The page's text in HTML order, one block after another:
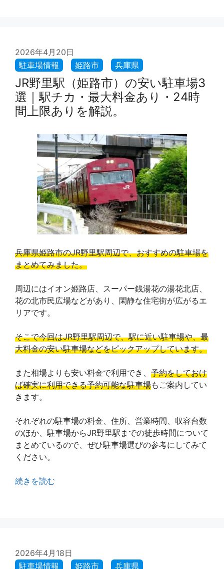
2026年4月20日
JR野里駅（姫路市）の安い駐車場3
選｜駅チカ・最大料金あり・24時
間上限ありを解説。
兵庫県姫路市のJR野里駅周辺で、おすすめの駐車場を
まとめてみました。
周辺にはイオン姫路店、スーパー銭湯花の湯花北店、
花の北市民広場などがあり、閑静な住宅街が広がるエ
リアです。
そこで今回はJR野里駅周辺で、駅に近い駐車場や、最
大料金の安い駐車場などをピックアップしています。
また相場よりも安い料金で利用でき、 予約をしておけ
ば確実に利用できる予約可能な駐車場もご案内してい
きます。
それぞれの駐車場の料金、住所、営業時間、収容台数
のほか、駐車場からJR野里駅までの徒歩時間について
まとめているので、ぜひ駐車場選びの参考にしてみて
ください。
続きを読む
2026年4月18日